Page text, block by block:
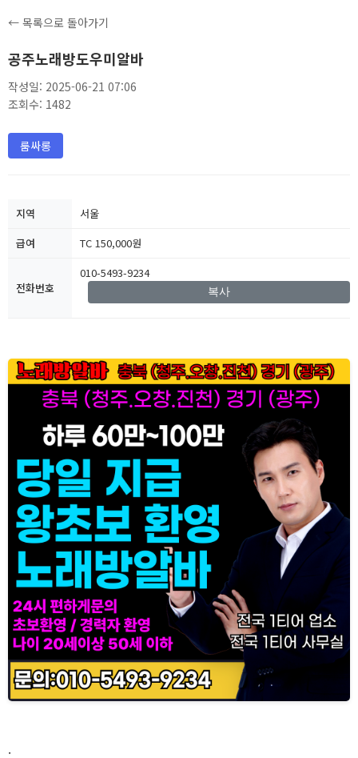
← 목록으로 돌아가기
공주노래방도우미알바
작성일: 2025-06-21 07:06
조회수: 1482
룸싸롱
지역
서울
급여
TC 150,000원
전화번호
010-5493-9234
복사
.